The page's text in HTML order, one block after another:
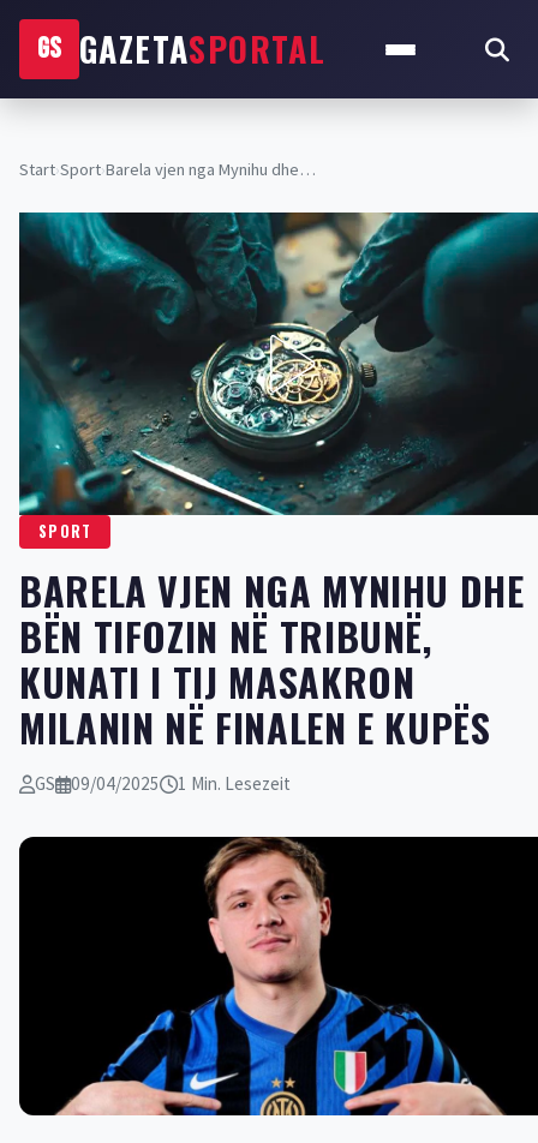
GS GAZETASPORTAL
Start›Sport›Barela vjen nga Mynihu dhe…
SPORT
BARELA VJEN NGA MYNIHU DHE
BËN TIFOZIN NË TRIBUNË,
KUNATI I TIJ MASAKRON
MILANIN NË FINALEN E KUPËS
GS 09/04/2025 1 Min. Lesezeit